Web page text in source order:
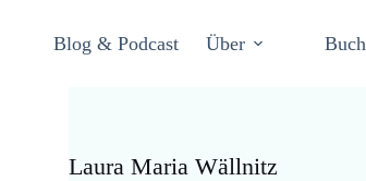
Blog & Podcast Über Buch
Laura Maria Wällnitz